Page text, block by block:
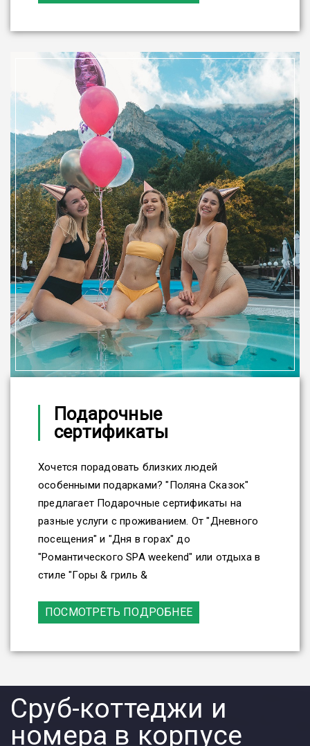
Подарочные
сертификаты
Хочется порадовать близких людей
особенными подарками? "Поляна Сказок"
предлагает Подарочные сертификаты на
разные услуги с проживанием. От "Дневного
посещения" и "Дня в горах" до
"Романтического SPA weekend" или отдыха в
стиле "Горы & гриль &
ПОСМОТРЕТЬ ПОДРОБНЕЕ
Сруб-коттеджи и
номера в корпусе